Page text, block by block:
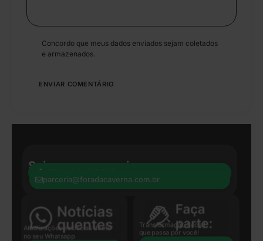
Concordo que meus dados enviados sejam coletados
e armazenados.
Seja nosso parceiro:
parceria@foradacaverna.com.br
Atualizações e notícias direto
no seu Whatsapp
Transformação Social
que passa por você!